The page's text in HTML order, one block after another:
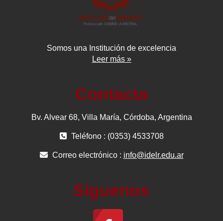
Somos una Institución de excelencia
Leer más »
Contacta
Bv. Alvear 68, Villa María, Córdoba, Argentina
Teléfono : (0353) 4533708
Correo electrónico : info@idelr.edu.ar
Síguenos